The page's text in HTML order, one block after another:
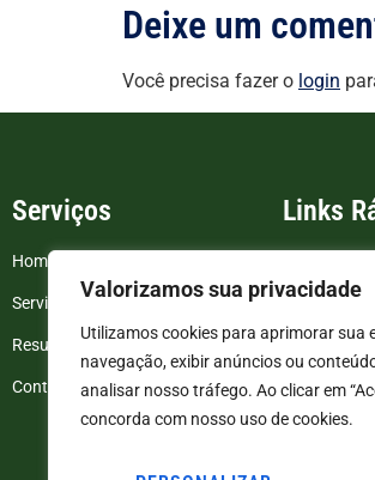
Valorizamos sua privacidade
Utilizamos cookies para aprimorar sua
navegação, exibir anúncios ou
analisar nosso tráfego. Ao clicar em
concorda com nosso uso de cookies.
Deixe um
Você precisa fazer o login
Serviços
Home
Serviços
Resultados de exames
Contato
Links
Blog
Politica de
Termos e